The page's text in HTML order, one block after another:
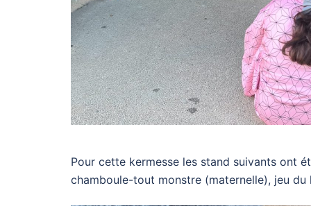
Pour cette kermesse les stand suivants ont
chamboule-tout monstre (maternelle), jeu